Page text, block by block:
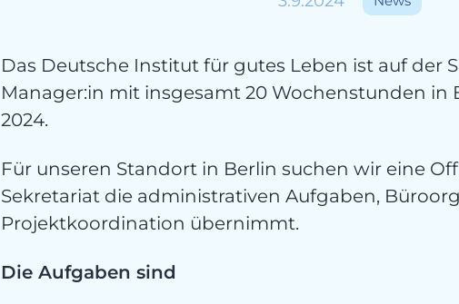
Nicht
Das Deutsche Institut für gutes Leben ist auf der
Manager:in mit insgesamt 20 Wochenstunden in
2024.
Für unseren Standort in Berlin suchen wir eine
Sekretariat die administrativen Aufgaben,
Projektkoordination übernimmt.
Die Aufgaben sind